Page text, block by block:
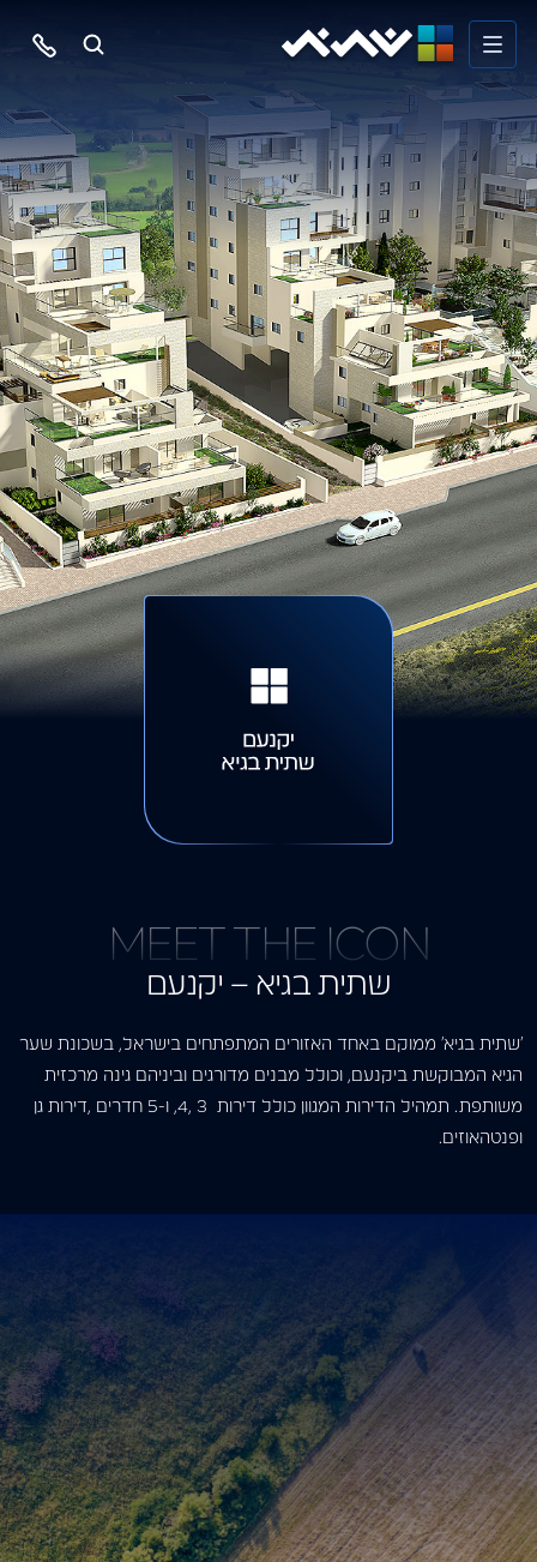
MEET THE ICON
שתית בגיא – יקנעם
‘שתית בגיא’ ממוקם באחד האזורים המתפתחים בישראל, בשכונת שער
הגיא המבוקשת ביקנעם, וכולל מבנים מדורגים וביניהם גינה מרכזית
משותפת. תמהיל הדירות המגוון כולל דירות 3 ,4, ו-5 חדרים ,דירות גן
ופנטהאוזים.